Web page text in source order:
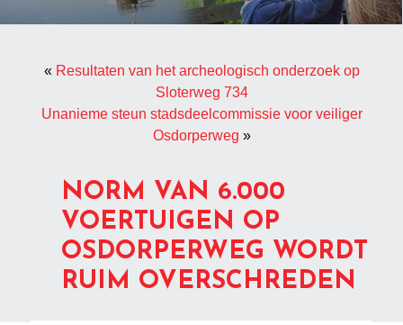
« Resultaten van het archeologisch onderzoek op
Sloterweg 734
Unanieme steun stadsdeelcommissie voor veiliger
Osdorperweg »
NORM VAN 6.000
VOERTUIGEN OP
OSDORPERWEG WORDT
RUIM OVERSCHREDEN